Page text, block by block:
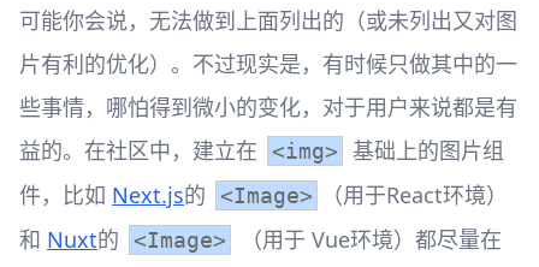
可能你会说，无法做到上面列出的（或未列出又对图
片有利的优化）。不过现实是，有时候只做其中的一
些事情，哪怕得到微小的变化，对于用户来说都是有
益的。在社区中，建立在
<img>
基础上的图片组
件，比如 Next.js的 <Image>
（用于React环境）
和 Nuxt的 <Image>
（用于 Vue环境）都尽量在